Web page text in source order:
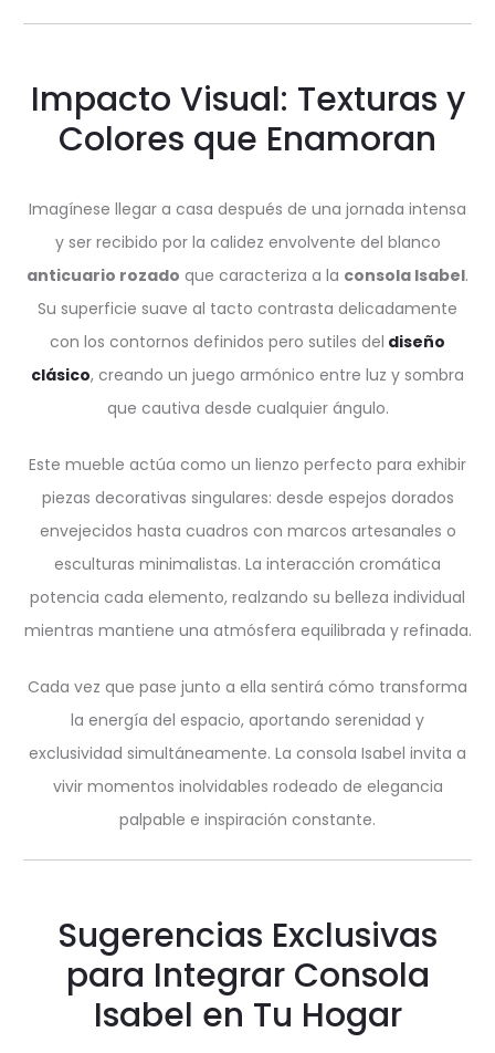
Impacto Visual: Texturas y
Colores que Enamoran
Imagínese llegar a casa después de una jornada intensa
y ser recibido por la calidez envolvente del blanco
anticuario rozado que caracteriza a la consola Isabel.
Su superficie suave al tacto contrasta delicadamente
con los contornos definidos pero sutiles del diseño
clásico, creando un juego armónico entre luz y sombra
que cautiva desde cualquier ángulo.
Este mueble actúa como un lienzo perfecto para exhibir
piezas decorativas singulares: desde espejos dorados
envejecidos hasta cuadros con marcos artesanales o
esculturas minimalistas. La interacción cromática
potencia cada elemento, realzando su belleza individual
mientras mantiene una atmósfera equilibrada y refinada.
Cada vez que pase junto a ella sentirá cómo transforma
la energía del espacio, aportando serenidad y
exclusividad simultáneamente. La consola Isabel invita a
vivir momentos inolvidables rodeado de elegancia
palpable e inspiración constante.
Sugerencias Exclusivas
para Integrar Consola
Isabel en Tu Hogar